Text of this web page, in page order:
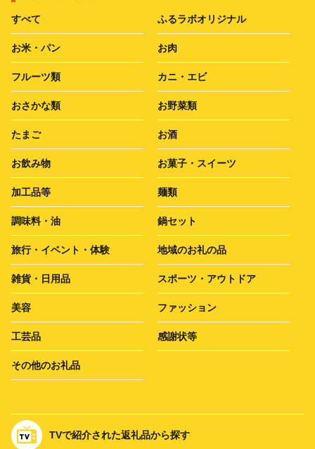
すべて ふるラボオリジナル
お米・パン お肉
フルーツ類 カニ・エビ
おさかな類 お野菜類
たまご お酒
お飲み物 お菓子・スイーツ
加工品等 麺類
調味料・油 鍋セット
旅行・イベント・体験 地域のお礼の品
雑貨・日用品 スポーツ・アウトドア
美容 ファッション
工芸品 感謝状等
その他のお礼品
TVで紹介された返礼品から探す